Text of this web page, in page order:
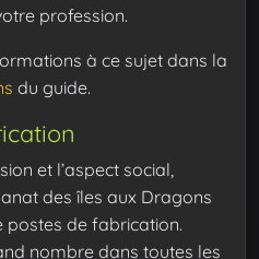
profession.
à ce sujet dans la
du guide.
et l’aspect social,
des îles aux Dragons
postes de fabrication.
nombre dans toutes les